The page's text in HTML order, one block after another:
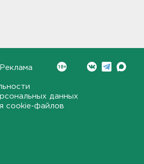
Реклама
данных
cookie-файлов